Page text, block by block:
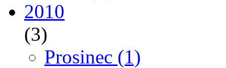
2010
(3)
Prosinec (1)